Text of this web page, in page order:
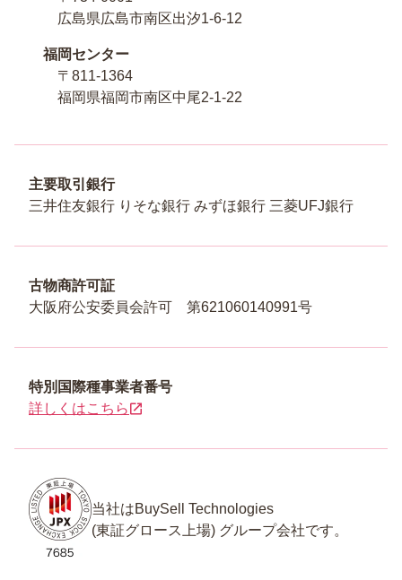
広島県広島市南区出汐1-6-12
福岡センター
〒811-1364
福岡県福岡市南区中尾2-1-22
主要取引銀行
三井住友銀行 りそな銀行 みずほ銀行 三菱UFJ銀行
古物商許可証
大阪府公安委員会許可 第621060140991号
特別国際種事業者番号
詳しくはこちら
当社はBuySell Technologies
(東証グロース上場) グループ会社です。